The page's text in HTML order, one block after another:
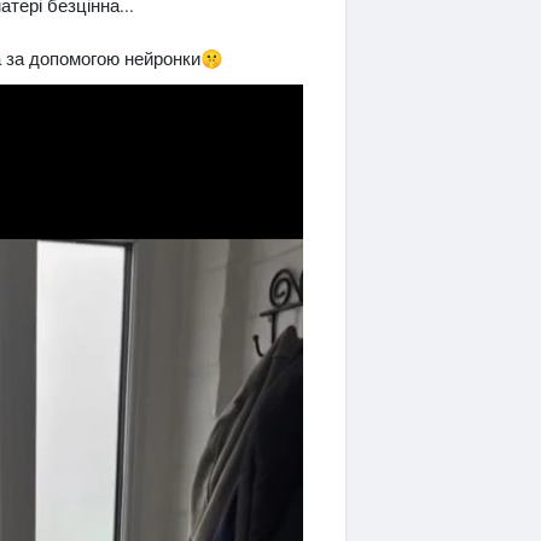
безцінна...
за допомогою нейронки🤫